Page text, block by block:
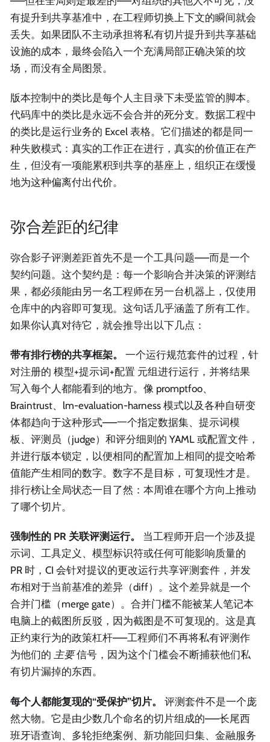
有提升到共享基准中，在工程师切换上下文的瞬间就会
丢失。如果团队不主动承担将私有切片提升到共享基础
设施的成本，最终会陷入一个充满局部正确决策的坟
场，而没有全局图景。
版本控制中的类比是每个人主目录下未受监管的脚本。
代码库中的类比是永远不会合并的死分支。数据工程中
的类比是运行业务的 Excel 表格。它们描述的都是同一
种失败模式：真实的工作正在进行，真实的价值正在产
生，但没有一项能累积到共享的基座上，组织正在缓慢
地为这种偏离付出代价。
弥合差距的纪律
弥合影子评测差距首先不是一个工具问题——而是一个
契约问题。这个契约是：每一个影响合并决策的评测结
果，都必须能由另一名工程师在另一台机器上，仅使用
仓库中的内容即可复现。这句话几乎涵盖了所有工作。
如果你认真对待它，就会推导出以下几点：
带有排行榜的共享框架。
一个运行规范套件的过程，针
对注册的 模型+提示词+配置 元组进行运行，并将结果
写入每个人都能看到的地方。像 promptfoo、
Braintrust、lm-evaluation-harness 模式以及各种自研变
体都趋向于这种形式——一个指定数据集、提示词模
板、评测员（judge）和评分细则的 YAML 或配置文件，
并进行版本锁定，以便相同的配置加上相同的提交哈希
值能产生相同的数字。数字不是目标，可复现性才是。
排行榜让全局状态一目了然：本周谁在哪个方向上推动
了哪个切片。
强制性的 PR 关联评测运行。
当工程师开启一个涉及提
示词、工具定义、模型标识符或任何可能影响质量的
PR 时，CI 会针对提议的更改运行共享评测套件，并发
布相对于当前基准的差异（diff）。这个差异就是一个
合并门槛（merge gate）。合并门槛不能被某人笔记本
电脑上的截图所反驳，因为截图是不可复现的。这是真
正约束行为的政策杠杆——工程师们不再将私有评测作
为他们的 主要信号，因为这个门槛会不断捕获他们私
有切片漏掉的东西。
每个人都能复现的“受保护”切片。
评测套件不是一个庞
然大物。它是由少数几个命名的切片组成的——长尾西
班牙语查询、多轮拒绝案例、新功能回归集、金融服务